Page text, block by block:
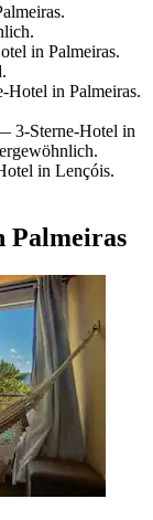
in Palmeiras.
in Palmeiras.
3-Sterne-Hotel in
in Lençóis.
Palmeiras